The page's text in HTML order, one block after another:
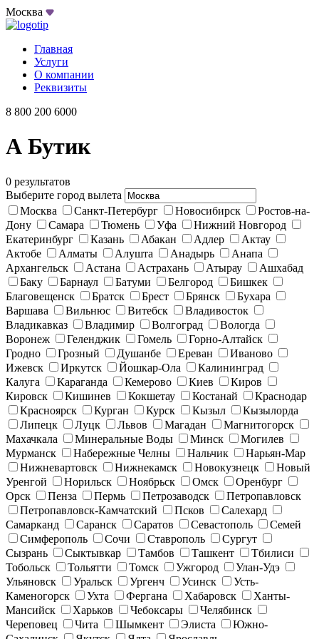
Москва
Главная
Услуги
О компании
Реквизиты
8 800 200 6000
А Бутик
0 результатов
Выберите город вылета
Москва
Санкт-Петербург Новосибирск
Ростов-на-
Дону
Самара Тюмень Уфа
Нижний Новгород
Екатеринбург
Казань Абакан Адлер
Актау
Актобе
Алматы Алушта Анадырь
Анапа
Архангельск
Астана Астрахань Атырау
Ашхабад
Баку
Барнаул Батуми Белгород
Бишкек
Благовещенск
Братск Брест Брянск
Бухара
Варшава
Вильнюс Витебск
Владивосток
Владикавказ
Владимир Волгоград
Вологда
Воронеж
Геленджик Гомель
Горно-Алтайск
Гродно
Грозный Душанбе Ереван
Иваново
Ижевск
Иркутск Йошкар-Ола
Калининград
Калуга
Караганда Кемерово Киев
Киров
Кировск
Кишинев Кокшетау Костанай
Краснодар
Красноярск
Курган Курск Кызыл
Кызылорда
Липецк
Луцк Львов Магадан
Магнитогорск
Махачкала
Минеральные Воды Минск
Могилев
Мурманск
Набережные Челны Нальчик
Нарьян-Мар
Нижневартовск
Нижнекамск Новокузнецк
Новый
Уренгой
Норильск Ноябрьск Омск
Оренбург
Орск
Пенза Пермь Петрозаводск
Петропавловск
Петропавловск-Камчатский
Псков
Салехард
Самарканд
Саранск Саратов Севастополь
Семей
Симферополь
Сочи Ставрополь
Сургут
Сызрань
Сыктывкар Тамбов Ташкент
Тбилиси
Тобольск
Тольятти Томск Ужгород
Улан-Удэ
Ульяновск
Уральск Ургенч Усинск
Усть-
Каменогорск
Ухта Фергана Хабаровск
Ханты-
Мансийск
Харьков Чебоксары
Челябинск
Череповец
Чита Шымкент Элиста
Южно-